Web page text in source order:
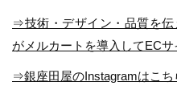
⇒技術・デザイン・品質を
がメルカートを導入してEC
⇒銀座田屋のInstagramはこち